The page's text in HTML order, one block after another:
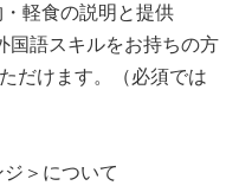
・軽食の説明と提供
国語スキルをお持ちの方
だけます。（必須では
＞について